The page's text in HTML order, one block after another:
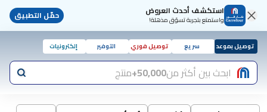
استكشف أحدث العروض
واستمتع بتجربة تسوّق مذهلة! حمّل التطبيق
توصيل بموعد سريع توصيل فوري التوفير إلكترونيات
ابحث بين أكثر من50,000+ منتج